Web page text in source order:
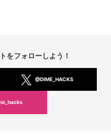
をフォローしよう！
@DIME_HACKS